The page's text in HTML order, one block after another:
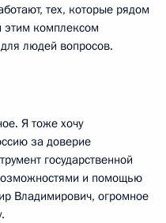
тех, которые рядом
этим комплексом
людей вопросов.
Я тоже хочу
за доверие
государственной
и помощью
Владимирович, огромное